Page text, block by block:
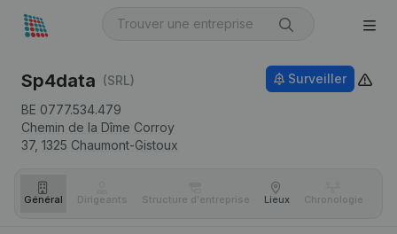
Sp4data (SRL)
BE 0777.534.479
Chemin de la Dîme Corroy
37, 1325 Chaumont-Gistoux
Surveiller
Général Dirigeants Structure d'entreprise Lieux Chronologie